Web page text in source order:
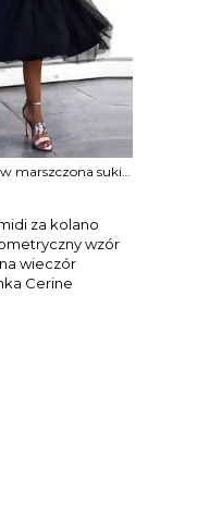
Cekiny bez rękawów marszczona sukienka z siateczkową wstawką i falbankami Laronda